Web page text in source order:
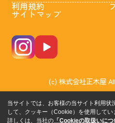
利用規約
サイトマップ
(c) 株式会社正木屋
当サイトでは、お客様の当サイト利用状
して、クッキー（Cookie）を使用してい
詳しくは、当社の 「Cookieの取扱いにつ